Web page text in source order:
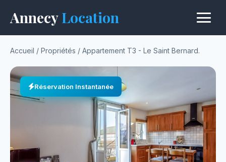
AnnecyLocation
Accueil / Propriétés / Appartement T3 - Le Saint Bernard.
Réservation Instantanée